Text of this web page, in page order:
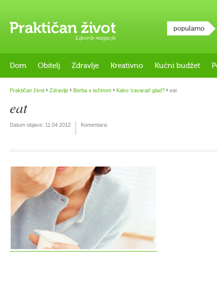
Lifestyle magazin
popularno
Dom Obitelj Zdravlje Kreativno Kućni budžet
Praktičan život › Zdravlje › Borba s težinom › Kako ‘zavarati’ glad? › eat
eat
Datum objave: 11.04.2012 Komentara: